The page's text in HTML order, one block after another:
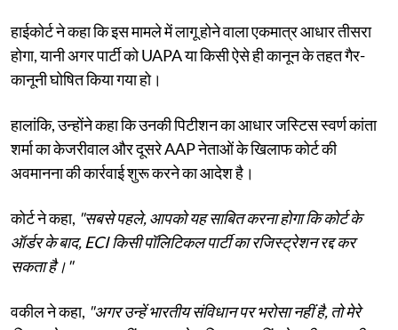
हाईकोर्ट ने कहा कि इस मामले में लागू होने वाला एकमात्र आधार तीसरा
होगा, यानी अगर पार्टी को UAPA या किसी ऐसे ही कानून के तहत गैर-
कानूनी घोषित किया गया हो।
हालांकि, उन्होंने कहा कि उनकी पिटीशन का आधार जस्टिस स्वर्ण कांता
शर्मा का केजरीवाल और दूसरे AAP नेताओं के खिलाफ कोर्ट की
अवमानना ​​की कार्रवाई शुरू करने का आदेश है।
कोर्ट ने कहा, "सबसे पहले, आपको यह साबित करना होगा कि कोर्ट के
ऑर्डर के बाद, ECI किसी पॉलिटिकल पार्टी का रजिस्ट्रेशन रद्द कर
सकता है।"
वकील ने कहा, "अगर उन्हें भारतीय संविधान पर भरोसा नहीं है, तो मेरे